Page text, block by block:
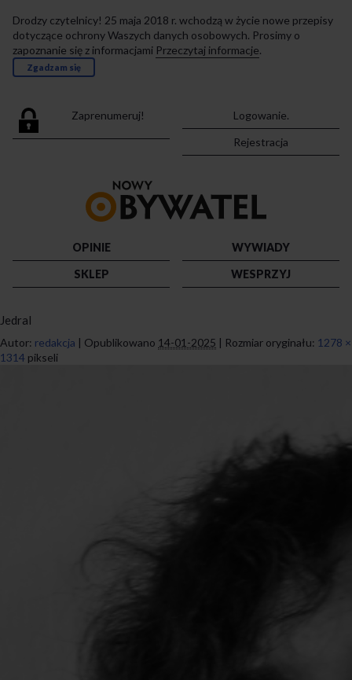
Drodzy czytelnicy! 25 maja 2018 r. wchodzą w życie nowe przepisy
dotyczące ochrony Waszych danych osobowych. Prosimy o
zapoznanie się z informacjami Przeczytaj informacje.
Zgadzam się
Zaprenumeruj!
Logowanie.
Rejestracja
strony
OPINIE
WYWIADY
SKLEP
WESPRZYJ
Jedral
Autor: redakcja | Opublikowano 14-01-2025 | Rozmiar oryginału: 1278 ×
1314 pikseli